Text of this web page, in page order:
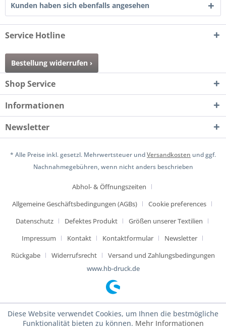
Kunden haben sich ebenfalls angesehen
Service Hotline
Bestellung widerrufen ›
Shop Service
Informationen
Newsletter
* Alle Preise inkl. gesetzl. Mehrwertsteuer undVersandkosten und ggf.
Nachnahmegebühren, wenn nicht anders beschrieben
Abhol- & Öffnungszeiten
Allgemeine Geschäftsbedingungen (AGBs)
Cookie preferences
Datenschutz
Defektes Produkt
Größen unserer Textilien
Impressum
Kontakt Kontaktformular
Newsletter
Rückgabe
Widerrufsrecht
Versand und Zahlungsbedingungen
www.hb-druck.de
Diese Website verwendet Cookies, um Ihnen die bestmögliche
Funktionalität bieten zu können. Mehr Informationen